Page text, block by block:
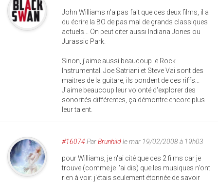
John Williams n'a pas fait que ces deux films, il a
du écrire la BO de pas mal de grands classiques
actuels... On peut citer aussi Indiana Jones ou
Jurassic Park.
Sinon, j'aime aussi beaucoup le Rock
Instrumental. Joe Satriani et Steve Vai sont des
maitres de la guitare, ils pondent de ces riffs...
J'aime beaucoup leur volonté d'explorer des
sonorités différentes, ça démontre encore plus
leur talent.
#16074 ParBrunhildle mar 19/02/2008 à 19h03
pour Williams, je n'ai cité que ces 2 films car je
trouve (comme je l'ai dis) que les musiques n'ont
rien à voir. j'étais seulement étonnée de savoir